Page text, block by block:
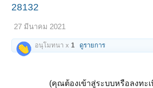
28132
27 มีนาคม 2021
อนุโมทนา x 1 ดูรายการ
(คุณต้องเข้าสู่ระบบหรือลงทะ